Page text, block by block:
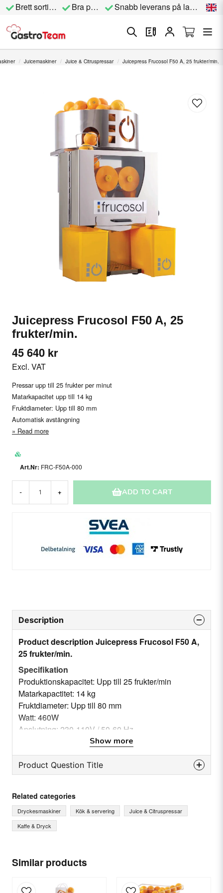
Brett sortiment Bra priser Snabb leverans på lagervara
Juicemaskiner Juice & Citruspressar Juicepress Frucosol F50 A, 25 frukter/min.
Juicepress Frucosol F50 A, 25
frukter/min.
45 640 kr
Excl. VAT
Pressar upp till 25 frukter per minut
Matarkapacitet upp till 14 kg
Fruktdiameter: Upp till 80 mm
Automatisk avstängning
Read more
FRC-F50A-000
- + ADD TO CART
Similar products
Description
Product description Juicepress Frucosol F50 A,
25 frukter/min.
Specifikation
Produktionskapacitet: Upp till 25 frukter/min
Matarkapactitet: 14 kg
Fruktdiameter: Upp till 80 mm
Watt: 460W
Anslutning: 230-110V / 50-60 Hz
Mått: (l*d*h) 470 x 620 x 785 mm
Nettovikt: 56 kg
Modell: F50 A Tillverkad i Italien
Säkerhetsanordning: Automatisk avstängning
Show more
Product Question Title
Ask us something about this product...
Related categories
Dryckesmaskiner Kök & servering
Juice & Citruspressar
Kaffe & Dryck